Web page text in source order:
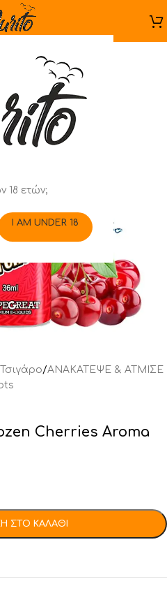
18 ετών;
I AM UNDER 18
/ΑΝΑΚΑΤΕΨΕ & ΑΤΜΙΣΕ
Cherries Aroma
ΣΤΟ ΚΑΛΆΘΙ